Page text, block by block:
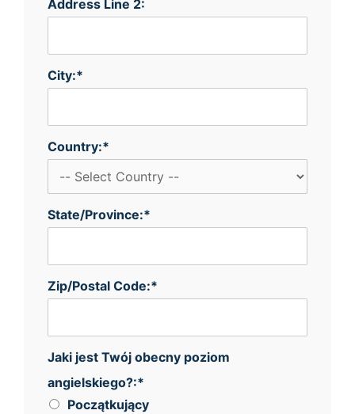
Address Line 2:
City:*
Country:*
State/Province:*
Zip/Postal Code:*
Jaki jest Twój obecny poziom angielskiego?
Jaki jest Twój obecny poziom
angielskiego?:*
Początkujący